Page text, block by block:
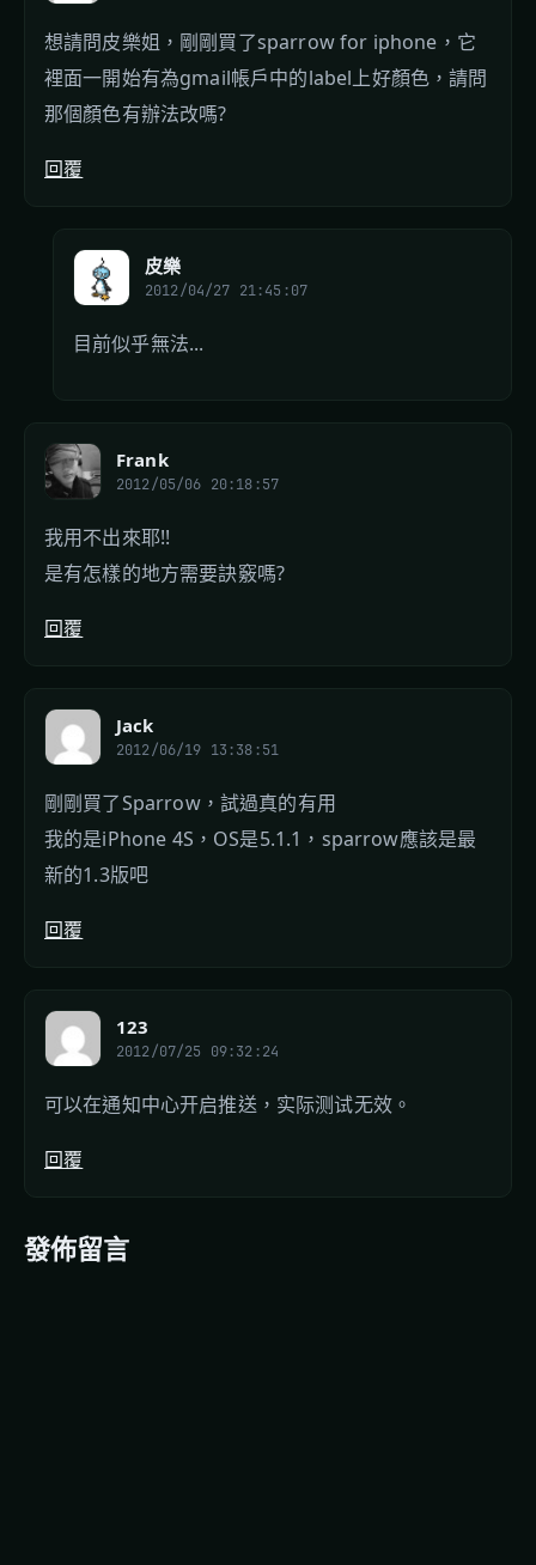
想請問皮樂姐，剛剛買了sparrow for iphone，它
裡面一開始有為gmail帳戶中的label上好顏色，請問
那個顏色有辦法改嗎?
回覆
皮樂
2012/04/27 21:45:07
目前似乎無法...
Frank
2012/05/06 20:18:57
我用不出來耶!!
是有怎樣的地方需要訣竅嗎?
回覆
Jack
2012/06/19 13:38:51
剛剛買了Sparrow，試過真的有用
我的是iPhone 4S，OS是5.1.1，sparrow應該是最
新的1.3版吧
回覆
123
2012/07/25 09:32:24
可以在通知中心开启推送，实际测试无效。
回覆
發佈留言